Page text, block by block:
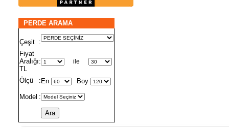
PERDE ARAMA
Çeşit :
Fiyat
Aralığı
TL
: ile
Ölçü : En Boy
Model :